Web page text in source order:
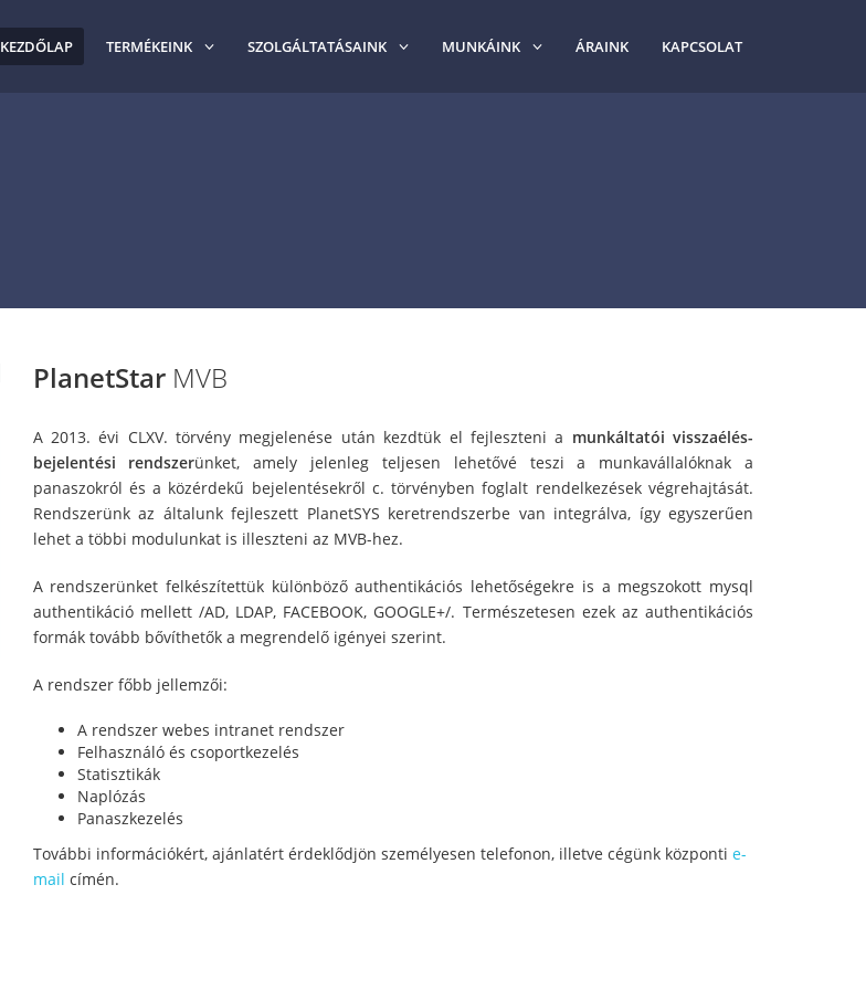
KEZDŐLAP TERMÉKEINK SZOLGÁLTATÁSAINK MUNKÁINK ÁRAINK KAPCSOLAT
PlanetStarMVB
A 2013. évi CLXV. törvény megjelenése után kezdtük el fejleszteni a munkáltatói visszaélés-
bejelentési rendszerünket, amely jelenleg teljesen lehetővé teszi a munkavállalóknak a
panaszokról és a közérdekű bejelentésekről c. törvényben foglalt rendelkezések végrehajtását.
Rendszerünk az általunk fejleszett PlanetSYS keretrendszerbe van integrálva, így egyszerűen
lehet a többi modulunkat is illeszteni az MVB-hez.
A rendszerünket felkészítettük különböző authentikációs lehetőségekre is a megszokott mysql
authentikáció mellett /AD, LDAP, FACEBOOK, GOOGLE+/. Természetesen ezek az authentikációs
formák tovább bővíthetők a megrendelő igényei szerint.
A rendszer főbb jellemzői:
A rendszer webes intranet rendszer
Felhasználó és csoportkezelés
Statisztikák
Naplózás
Panaszkezelés
További információkért, ajánlatért érdeklődjön személyesen telefonon, illetve cégünk központi e-
mail címén.